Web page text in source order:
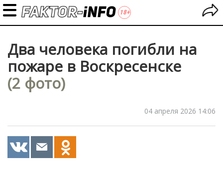
Два человека погибли на
пожаре в Воскресенске
(2 фото)
04 апреля 2026 14:06